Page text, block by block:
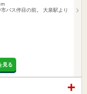
バス停目の前。 大泉駅より
見る